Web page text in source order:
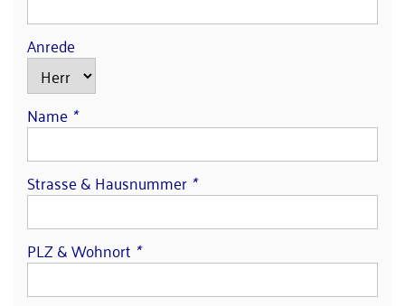
Anrede
Name *
Strasse & Hausnummer *
PLZ & Wohnort *